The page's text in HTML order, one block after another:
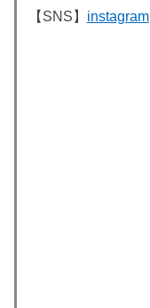
【SNS】 instagram